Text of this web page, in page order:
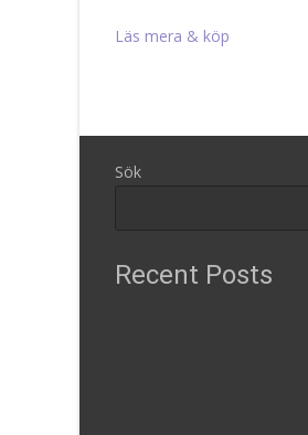
Läs mera & köp
Sök
Recent Posts